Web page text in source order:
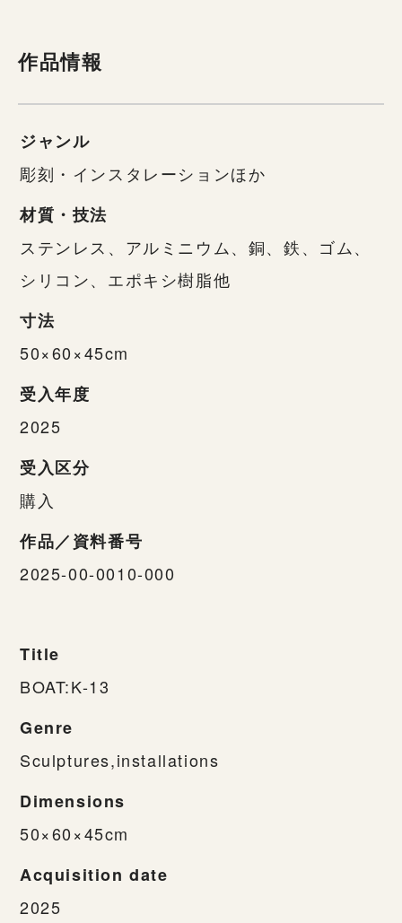
作品情報
ジャンル
彫刻・インスタレーションほか
材質・技法
ステンレス、アルミニウム、銅、鉄、ゴム、
シリコン、エポキシ樹脂他
寸法
50×60×45cm
受入年度
2025
受入区分
購入
作品／資料番号
2025-00-0010-000
Title
BOAT:K-13
Genre
Sculptures,installations
Dimensions
50×60×45cm
Acquisition date
2025